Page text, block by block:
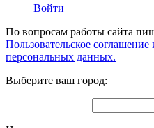
Войти
По вопросам работы сайта
Пользовательское
персональных данных.
Выберите ваш город: